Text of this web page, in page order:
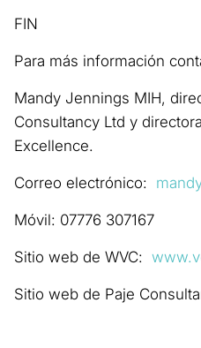
FIN
Para más información
Mandy Jennings MIH,
Consultancy Ltd y
Excellence.
Correo electrónico:
Móvil: 07776 307167
Sitio web de WVC:
Sitio web de Paje